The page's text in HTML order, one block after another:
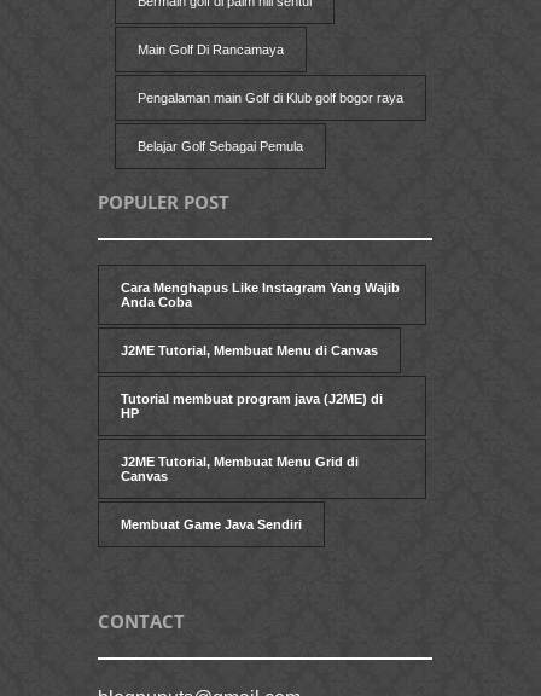
Main Golf Di Rancamaya
Pengalaman main Golf di Klub golf bogor raya
Belajar Golf Sebagai Pemula
POPULER POST
Cara Menghapus Like Instagram Yang Wajib
Anda Coba
J2ME Tutorial, Membuat Menu di Canvas
Tutorial membuat program java (J2ME) di
HP
J2ME Tutorial, Membuat Menu Grid di
Canvas
Membuat Game Java Sendiri
CONTACT